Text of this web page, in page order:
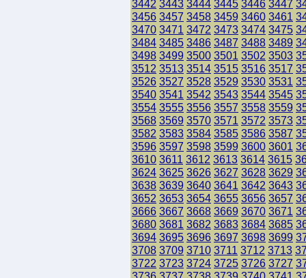
3442 3443 3444 3445 3446 3447
3456 3457 3458 3459 3460 3461
3470 3471 3472 3473 3474 3475
3484 3485 3486 3487 3488 3489
3498 3499 3500 3501 3502 3503
3512 3513 3514 3515 3516 3517
3526 3527 3528 3529 3530 3531
3540 3541 3542 3543 3544 3545
3554 3555 3556 3557 3558 3559
3568 3569 3570 3571 3572 3573
3582 3583 3584 3585 3586 3587
3596 3597 3598 3599 3600 3601
3610 3611 3612 3613 3614 3615
3624 3625 3626 3627 3628 3629
3638 3639 3640 3641 3642 3643
3652 3653 3654 3655 3656 3657
3666 3667 3668 3669 3670 3671
3680 3681 3682 3683 3684 3685
3694 3695 3696 3697 3698 3699
3708 3709 3710 3711 3712 3713
3722 3723 3724 3725 3726 3727